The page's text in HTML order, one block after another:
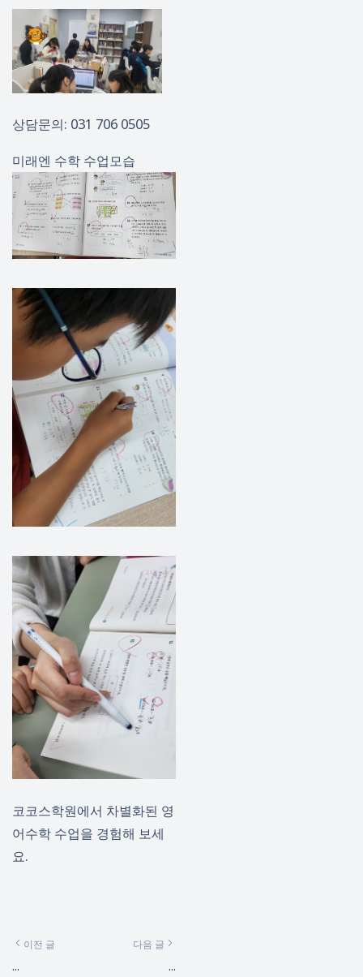
상담문의: 031 706 0505
미래엔 수학 수업모습
코코스학원에서 차별화된 영
어수학 수업을 경험해 보세
요.
이전 글
...
다음 글
...